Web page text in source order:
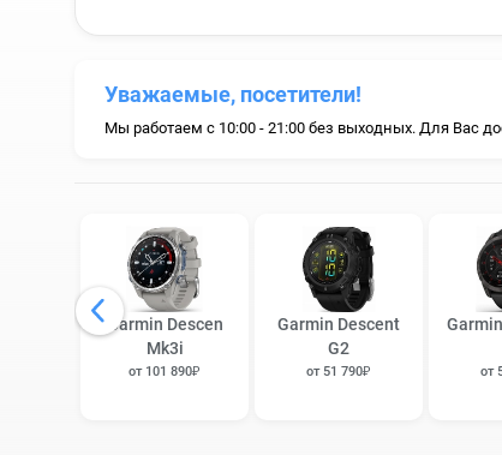
Уважаемые, посетители!
Мы работаем с 10:00 - 21:00 без выходных. Для Вас
Garmin Descen
Mk3i
от 101 890₽
Garmin Descent
G2
от 51 790₽ от